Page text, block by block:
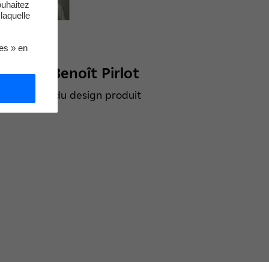
Pierre-Benoît Pirlot
Directeur du design produit
» en